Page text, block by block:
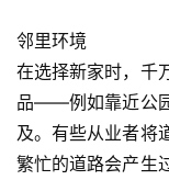
邻里环境
在选择新家时，千
品——例如靠近公
及。有些从业者将
繁忙的道路会产生